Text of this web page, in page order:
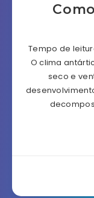
Tempo de
O clima
seco e